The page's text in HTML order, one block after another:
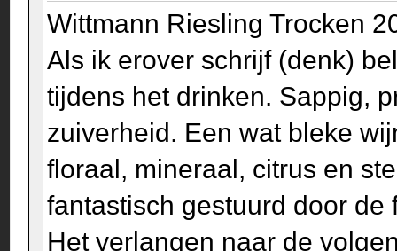
Wittmann Riesling Trocken
Als ik erover schrijf (denk)
tijdens het drinken. Sappig,
zuiverheid. Een wat bleke
floraal, mineraal, citrus en
fantastisch gestuurd door
Het verlangen naar de